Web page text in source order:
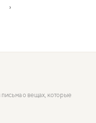
›
о вещах, которые